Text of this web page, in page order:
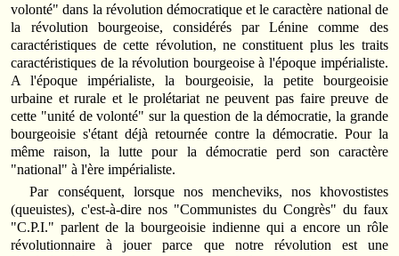
volonté" dans la révolution démocratique et le caractère national de
la révolution bourgeoise, considérés par Lénine comme des
caractéristiques de cette révolution, ne constituent plus les traits
caractéristiques de la révolution bourgeoise à l'époque impérialiste.
A l'époque impérialiste, la bourgeoisie, la petite bourgeoisie
urbaine et rurale et le prolétariat ne peuvent pas faire preuve de
cette "unité de volonté" sur la question de la démocratie, la grande
bourgeoisie s'étant déjà retournée contre la démocratie. Pour la
même raison, la lutte pour la démocratie perd son caractère
"national" à l'ère impérialiste.
Par conséquent, lorsque nos mencheviks, nos khovostistes
(queuistes), c'est-à-dire nos "Communistes du Congrès" du faux
"C.P.I." parlent de la bourgeoisie indienne qui a encore un rôle
révolutionnaire à jouer parce que notre révolution est une